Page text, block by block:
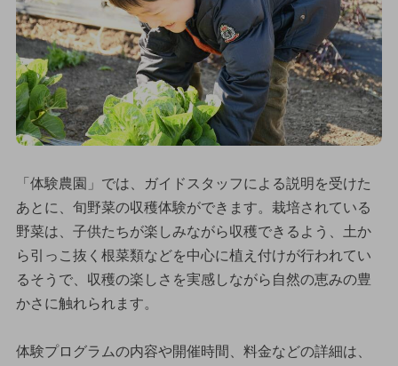
「体験農園」では、ガイドスタッフによる説明を受けた
あとに、旬野菜の収穫体験ができます。栽培されている
野菜は、子供たちが楽しみながら収穫できるよう、土か
ら引っこ抜く根菜類などを中心に植え付けが行われてい
るそうで、収穫の楽しさを実感しながら自然の恵みの豊
かさに触れられます。
体験プログラムの内容や開催時間、料金などの詳細は、